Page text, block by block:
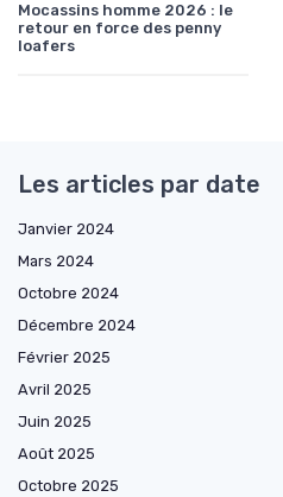
Mocassins homme 2026 : le
retour en force des penny
loafers
Les articles par date
Janvier 2024
Mars 2024
Octobre 2024
Décembre 2024
Février 2025
Avril 2025
Juin 2025
Août 2025
Octobre 2025